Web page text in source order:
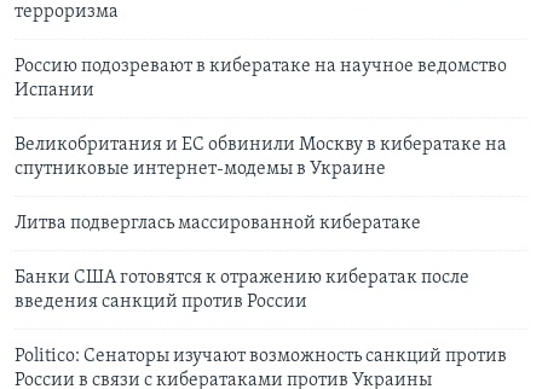
терроризма
Россию подозревают в кибератаке на научное ведомство
Испании
Великобритания и ЕС обвинили Москву в кибератаке на
спутниковые интернет-модемы в Украине
Литва подверглась массированной кибератаке
Банки США готовятся к отражению кибератак после
введения санкций против России
Politico: Сенаторы изучают возможность санкций против
России в связи с кибератаками против Украины